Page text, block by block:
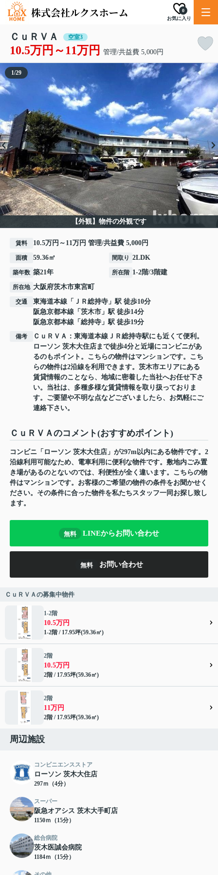
お気に入り
0
ＣｕＲＶＡ 空室3
10.5万円～11万円 管理/共益費 5,000円
【外観】物件の外観です
1/29
賃料 10.5万円～11万円 管理/共益費 5,000円
面積 59.36㎡ 間取り 2LDK
築年数 築21年 所在階 1-2階/3階建
所在地 大阪府茨木市東宮町
交通 東海道本線 「 ＪＲ総持寺 」駅 徒歩10分
阪急京都本線 「 茨木市 」駅 徒歩14分
阪急京都本線 「 総持寺 」駅 徒歩19分
備考
ＣｕＲＶＡ：東海道本線ＪＲ総持寺駅にも近くて便利。
ローソン 茨木大住店まで徒歩4分と近場にコンビニがあ
るのもポイント。こちらの物件はマンションです。こち
らの物件は2沿線を利用できます。茨木市エリアにある
賃貸情報のことなら、地域に密着した当社へお任せ下さ
い。当社は、多種多様な賃貸情報を取り扱っておりま
す。ご要望や不明な点などございましたら、お気軽にご
連絡下さい。
ＣｕＲＶＡのコメント(おすすめポイント)
コンビニ「ローソン 茨木大住店」が297m以内にある物件です。2
沿線利用可能なため、電車利用に便利な物件です。敷地内ごみ置
き場があるのとないのでは、利便性が全く違います。こちらの物
件はマンションです。お客様のご希望の物件の条件をお聞かせく
ださい。その条件に合った物件を私たちスタッフ一同お探し致し
ます。
無料 LINEからお問い合わせ
無料 お問い合わせ
ＣｕＲＶＡの募集中物件
1-2階
10.5万円
1-2階 / 17.95坪(59.36㎡)
2階
10.5万円
2階 / 17.95坪(59.36㎡)
2階
11万円
2階 / 17.95坪(59.36㎡)
周辺施設
コンビニエンスストア
ローソン 茨木大住店
297ｍ（4分）
スーパー
阪急オアシス 茨木大手町店
1150ｍ（15分）
総合病院
茨木医誠会病院
1184ｍ（15分）